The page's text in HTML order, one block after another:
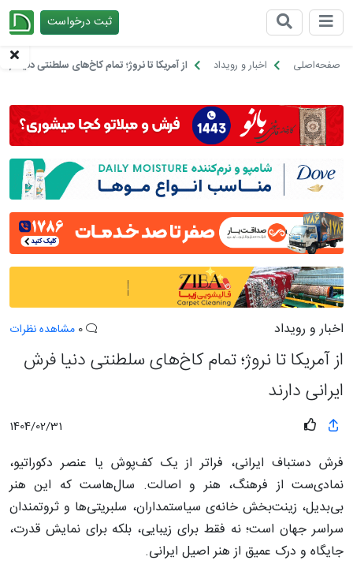
ثبت درخواست
صفحه‌اصلی اخبار و رویداد از آمریکا تا نروژ؛ تمام کاخ‌های سلطنتی دنیا
اخبار و رویداد مشاهده نظرات
از آمریکا تا نروژ؛ تمام کاخ‌های سلطنتی دنیا فرش
ایرانی دارند
1404/02/31
فرش دستباف ایرانی، فراتر از یک کف‌پوش یا عنصر دکوراتیو،
نمادی‌ست از فرهنگ، هنر و اصالت. سال‌هاست که این هنر
بی‌بدیل، زینت‌بخش خانه‌ی سیاستمداران، سلبریتی‌ها و ثروتمندان
سراسر جهان است؛ نه فقط برای زیبایی، بلکه برای نمایش قدرت،
جایگاه و درک عمیق از هنر اصیل ایرانی.